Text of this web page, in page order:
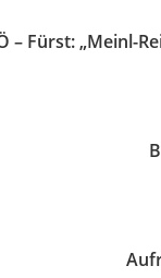
– Fürst: „Meinl-